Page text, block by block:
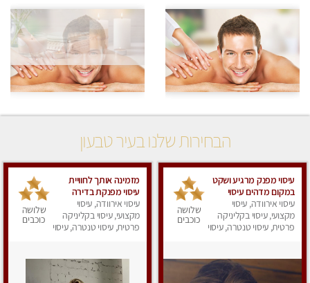
הבחירות שלנו בעיר טבעון
עיסוי מפנק מרגיע ושקט
במקום מדהים עיסוי
מושקע מאוד
עיסוי אירוודה, עיסוי
מקצועי, עיסוי בקליניקה
פרטית, עיסוי טנטרה, עיסוי
שלושה
כוכבים
מזמינה אותך לחוויית
עיסוי מפנקת בדירה
פרטית Massage
עיסוי אירוודה, עיסוי
מקצועי, עיסוי בקליניקה
פרטית, עיסוי טנטרה, עיסוי
שלושה
כוכבים